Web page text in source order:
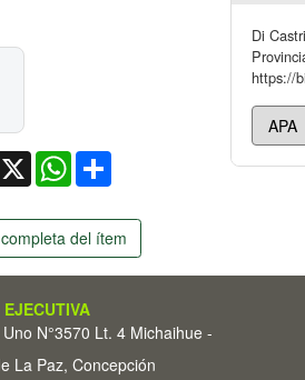
X WhatsApp
del ítem
Di
https://
N°3570 Lt. 4 Michaihue -
La Paz, Concepción